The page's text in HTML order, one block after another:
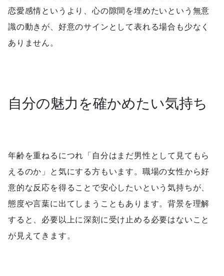
恋愛感情というより、心の隙間を埋めたいという無意
識の動きが、好意のサインとして表れる場合も少なく
ありません。
自分の魅力を確かめたい気持ち
年齢を重ねるにつれ「自分はまだ男性として見てもら
えるのか」と気にする方もいます。職場の女性から好
意的な反応を得ることで安心したいという気持ちが、
態度や言葉に出てしまうこともあります。背景を理解
すると、必要以上に深刻に受け止める必要はないこと
が見えてきます。